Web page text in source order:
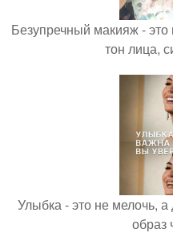
Безупречный макияж -
тон лица,
Улыбка - это не мелочь, а
образ